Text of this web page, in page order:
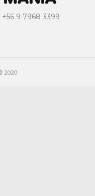
9 7968 3399
2020